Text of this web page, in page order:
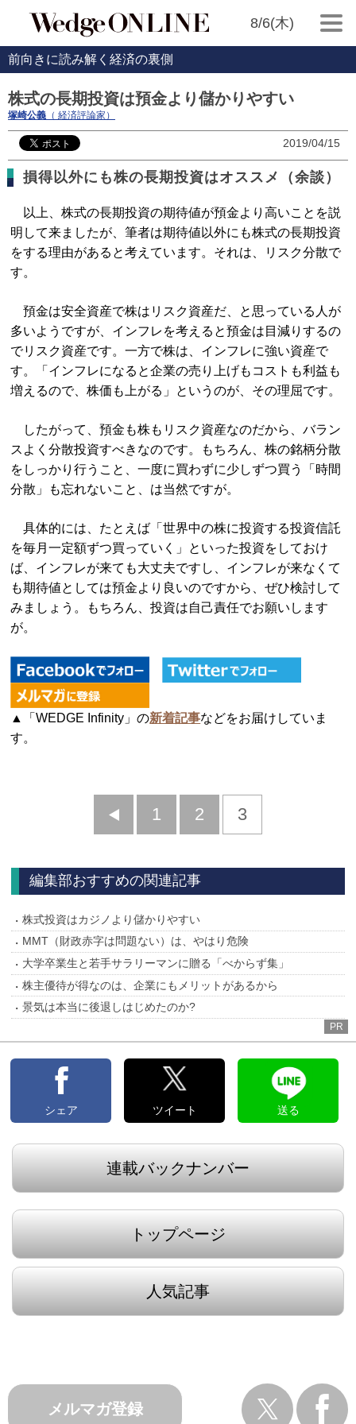
8/6(木)
前向きに読み解く経済の裏側
株式の長期投資は預金より儲かりやすい
塚崎公義 （ 経済評論家）
2019/04/15
損得以外にも株の長期投資はオススメ（余談）
以上、株式の長期投資の期待値が預金より高いことを説
明して来ましたが、筆者は期待値以外にも株式の長期投資
をする理由があると考えています。それは、リスク分散で
す。
預金は安全資産で株はリスク資産だ、と思っている人が
多いようですが、インフレを考えると預金は目減りするの
でリスク資産です。一方で株は、インフレに強い資産で
す。「インフレになると企業の売り上げもコストも利益も
増えるので、株価も上がる」というのが、その理屈です。
したがって、預金も株もリスク資産なのだから、バラン
スよく分散投資すべきなのです。もちろん、株の銘柄分散
をしっかり行うこと、一度に買わずに少しずつ買う「時間
分散」も忘れないこと、は当然ですが。
具体的には、たとえば「世界中の株に投資する投資信託
を毎月一定額ずつ買っていく」といった投資をしておけ
ば、インフレが来ても大丈夫ですし、インフレが来なくて
も期待値としては預金より良いのですから、ぜひ検討して
みましょう。もちろん、投資は自己責任でお願いします
が。
▲「WEDGE Infinity」の新着記事などをお届けしていま
す。
前
1 2 3
編集部おすすめの関連記事
株式投資はカジノより儲かりやすい
MMT（財政赤字は問題ない）は、やはり危険
大学卒業生と若手サラリーマンに贈る「べからず集」
株主優待が得なのは、企業にもメリットがあるから
景気は本当に後退しはじめたのか?
PR
シェア ツイート 送る
連載バックナンバー
トップページ
人気記事
メルマガ登録